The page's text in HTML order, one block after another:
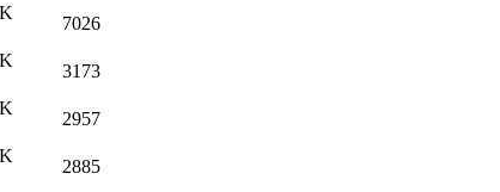
7026
3173
2957
2885